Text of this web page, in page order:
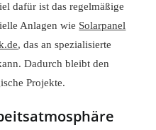
dafür ist das regelmäßige
Anlagen wie Solarpanel
, das an spezialisierte
Dadurch bleibt den
Projekte.